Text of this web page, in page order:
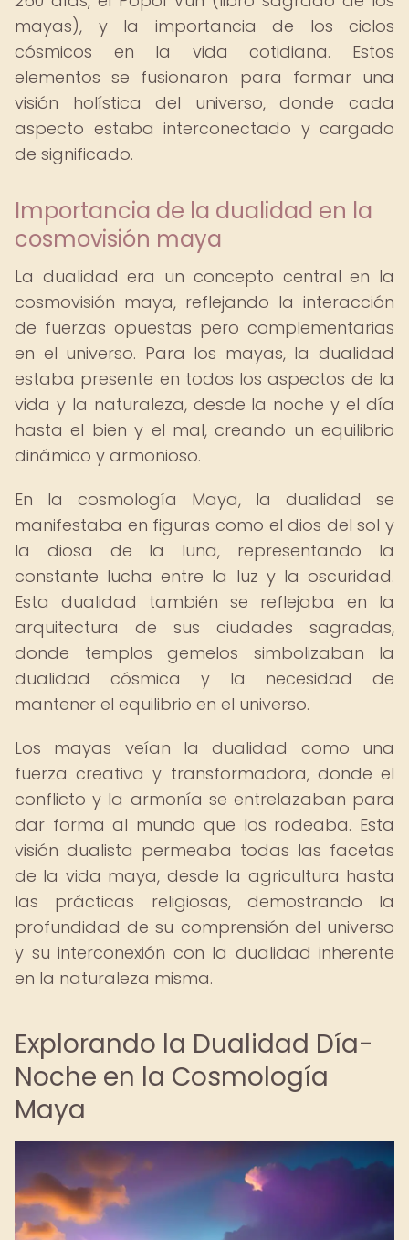
mayas), y la importancia de los ciclos
cósmicos en la vida cotidiana. Estos
elementos se fusionaron para formar una
visión holística del universo, donde cada
aspecto estaba interconectado y cargado
de significado.
Importancia de la dualidad en la
cosmovisión maya
La dualidad era un concepto central en la
cosmovisión maya, reflejando la interacción
de fuerzas opuestas pero complementarias
en el universo. Para los mayas, la dualidad
estaba presente en todos los aspectos de la
vida y la naturaleza, desde la noche y el día
hasta el bien y el mal, creando un equilibrio
dinámico y armonioso.
En la cosmología Maya, la dualidad se
manifestaba en figuras como el dios del sol y
la diosa de la luna, representando la
constante lucha entre la luz y la oscuridad.
Esta dualidad también se reflejaba en la
arquitectura de sus ciudades sagradas,
donde templos gemelos simbolizaban la
dualidad cósmica y la necesidad de
mantener el equilibrio en el universo.
Los mayas veían la dualidad como una
fuerza creativa y transformadora, donde el
conflicto y la armonía se entrelazaban para
dar forma al mundo que los rodeaba. Esta
visión dualista permeaba todas las facetas
de la vida maya, desde la agricultura hasta
las prácticas religiosas, demostrando la
profundidad de su comprensión del universo
y su interconexión con la dualidad inherente
en la naturaleza misma.
Explorando la Dualidad Día-
Noche en la Cosmología
Maya